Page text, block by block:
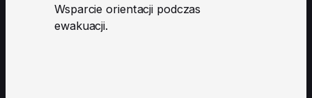
Wsparcie orientacji podczas
ewakuacji.